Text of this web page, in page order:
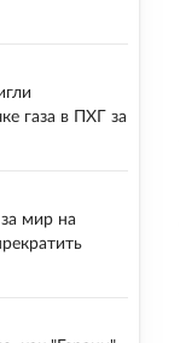
газа в ПХГ за
мир на